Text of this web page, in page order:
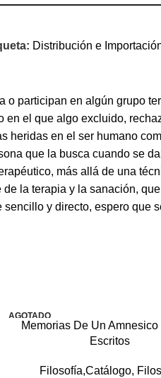
Distribución e
o participan en algún grupo
en el que algo excluido,
heridas en el ser humano
que la busca cuando se
más allá de una
la terapia y la sanación,
y directo, espero
AGOTADO
Memorias De Un Amnesico
Escritos
Filosofía,Catálogo,